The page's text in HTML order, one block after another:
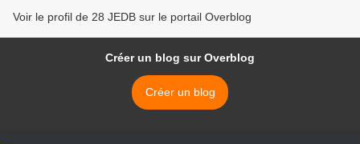
Voir le profil de 28 JEDB sur le portail Overblog
Créer un blog sur Overblog
Créer un blog